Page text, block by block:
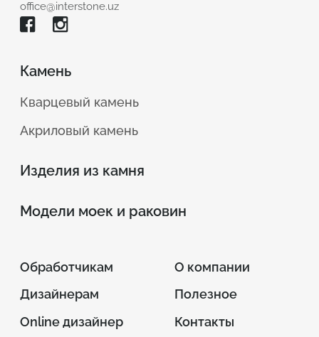
office@interstone.uz
Камень
Кварцевый камень
Акриловый камень
Изделия из камня
Модели моек и раковин
Обработчикам
Дизайнерам
Online дизайнер
О компании
Полезное
Контакты